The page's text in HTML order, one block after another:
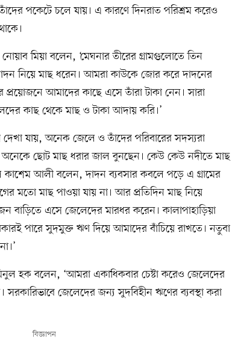
পকেটে চলে যায়। এ কারণে দিনরাত পরিশ্রম করেও
মিয়া বলেন, ‘মেঘনার তীরের গ্রামগুলোতে তিন
নিয়ে মাছ ধরেন। আমরা কাউকে জোর করে দাদনের
প্রয়োজনে আমাদের কাছে এসে তাঁরা টাকা নেন। সারা
কাছ থেকে মাছ ও টাকা আদায় করি।’
দেখা যায়, অনেক জেলে ও তাঁদের পরিবারের সদস্যরা
অনেকে ছোট মাছ ধরার জাল বুনছেন। কেউ কেউ নদীতে মাছ
কাশেম আলী বলেন, দাদন ব্যবসার কবলে পড়ে এ গ্রামের
মতো মাছ পাওয়া যায় না। আর প্রতিদিন মাছ নিয়ে
এসে জেলেদের মারধর করেন। কালাপাহাড়িয়া
পারে সুদমুক্ত ঋণ দিয়ে আমাদের বাঁচিয়ে রাখতে। নতুবা
হক বলেন, ‘আমরা একাধিকবার চেষ্টা করেও জেলেদের
সরকারিভাবে জেলেদের জন্য সুদবিহীন ঋণের ব্যবস্থা করা